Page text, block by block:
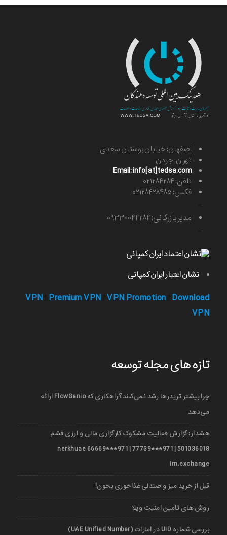
اصفهان: خیابان بوستان سعدی
تهران: جردن
Email: info[at]tedsa.com
تلفن: ۰۲۱۲۸۴۲۸۴
فکس: ۰۲۱۲۸۴۲۸۴۸۵
مدیر بازرگانی: ۰۹۳۳۰۰۴۴۲۸۴
نشان اعتبار ایران کمپانی
VPN Premium VPN VPN Promotion Download
VPN
تازه های مجله توسعه
چرا بیشتر تریدرها رشد نمی‌کنند؟ راهکاری که FlowGenio ارائه
می‌دهد
هشدار: گزارش فعالیت مشکوک کارگزاری مالی و ارزی قشم
501036018 | 971***77739 | 971***66669 nerkhuae
irn.exchange
قبل از خرید میز و صندلی غذاخوری بخون!
روش های تامین امنیت ویلا
بررسی شماره UID در امارات (UAE Unified Number)